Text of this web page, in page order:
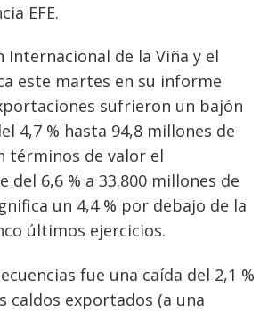
EFE.
Internacional de la Viña y el
este martes en su informe
sufrieron un bajón
4,7 % hasta 94,8 millones de
términos de valor el
del 6,6 % a 33.800 millones de
un 4,4 % por debajo de la
últimos ejercicios.
fue una caída del 2,1 %
caldos exportados (a una